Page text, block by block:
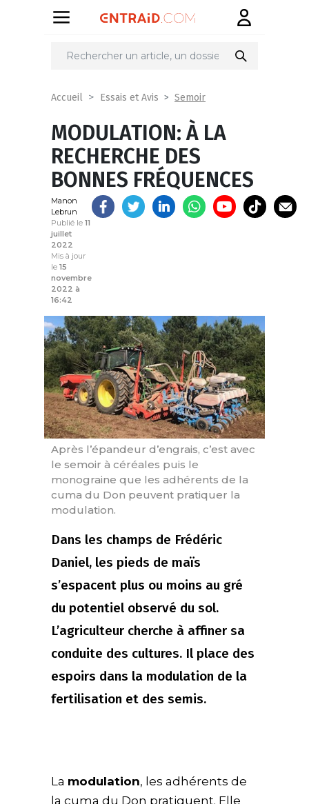
Partager
Accueil Essais et Avis Semoir
MODULATION: À LA
RECHERCHE DES
BONNES FRÉQUENCES
Manon
Lebrun
Publié le 11
juillet
2022
Mis à jour
le 15
novembre
2022 à
16:42
Après l’épandeur d’engrais, c’est avec
le semoir à céréales puis le
monograine que les adhérents de la
cuma du Don peuvent pratiquer la
modulation.
Dans les champs de Frédéric
Daniel, les pieds de maïs
s’espacent plus ou moins au gré
du potentiel observé du sol.
L’agriculteur cherche à affiner sa
conduite des cultures. Il place des
espoirs dans la modulation de la
fertilisation et des semis.
La modulation, les adhérents de
la cuma du Don pratiquent. Elle